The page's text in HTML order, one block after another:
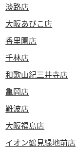
淡路店
大阪あびこ店
香里園店
千林店
和歌山紀三井寺店
亀岡店
難波店
大阪福島店
イオン鶴見緑地前店